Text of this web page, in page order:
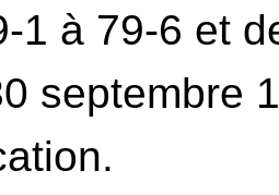
1 à 79-6 et
septembre